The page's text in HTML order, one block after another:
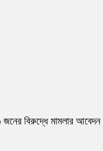
বিরুদ্ধে মামলার আবেদন